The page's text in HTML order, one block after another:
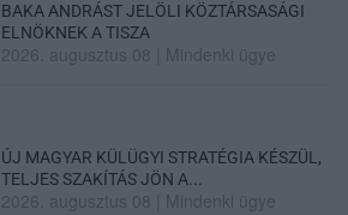
BAKA ANDRÁST JELÖLI KÖZTÁRSASÁGI
ELNÖKNEK A TISZA
2026. augusztus 08 Mindenki ügye
ÚJ MAGYAR KÜLÜGYI STRATÉGIA KÉSZÜL,
TELJES SZAKÍTÁS JÖN A...
2026. augusztus 08 Mindenki ügye